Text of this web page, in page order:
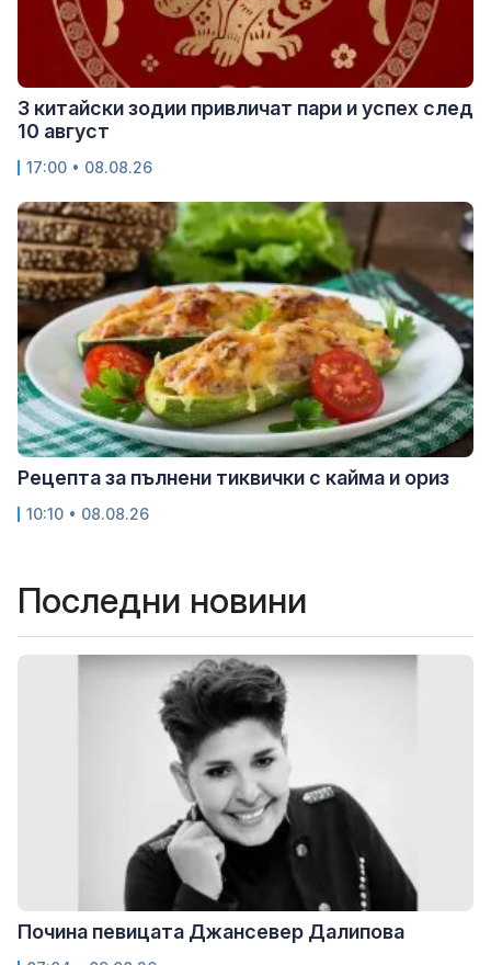
3 китайски зодии привличат пари и успех след
10 август
17:00 • 08.08.26
Рецепта за пълнени тиквички с кайма и ориз
10:10 • 08.08.26
Последни новини
Почина певицата Джансевер Далипова